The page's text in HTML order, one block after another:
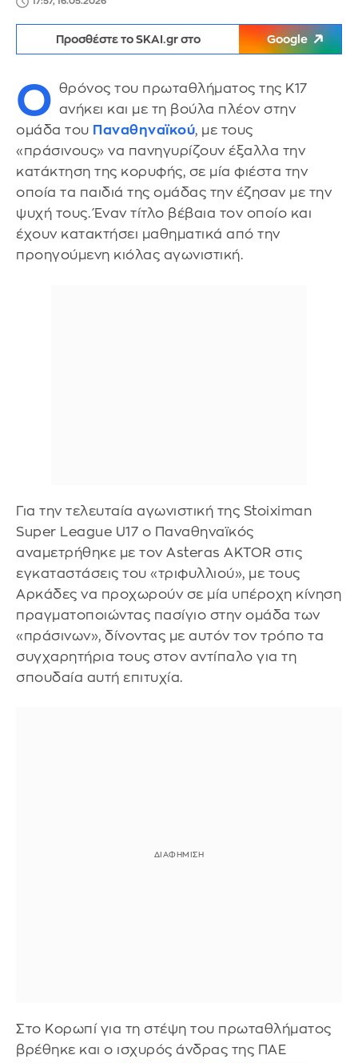
Προσθέστε το SKAI.gr στο Google
Ο θρόνος του πρωταθλήματος της Κ17
ανήκει και με τη βούλα πλέον στην
ομάδα του Παναθηναϊκού, με τους
«πράσινους» να πανηγυρίζουν έξαλλα την
κατάκτηση της κορυφής, σε μία φιέστα την
οποία τα παιδιά της ομάδας την έζησαν με την
ψυχή τους. Έναν τίτλο βέβαια τον οποίο και
έχουν κατακτήσει μαθηματικά από την
προηγούμενη κιόλας αγωνιστική.
Για την τελευταία αγωνιστική της Stoiximan
Super League U17 ο Παναθηναϊκός
αναμετρήθηκε με τον Asteras AKTOR στις
εγκαταστάσεις του «τριφυλλιού», με τους
Αρκάδες να προχωρούν σε μία υπέροχη κίνηση
πραγματοποιώντας πασίγιο στην ομάδα των
«πράσινων», δίνοντας με αυτόν τον τρόπο τα
συγχαρητήρια τους στον αντίπαλο για τη
σπουδαία αυτή επιτυχία.
Στο Κορωπί για τη στέψη του πρωταθλήματος
βρέθηκε και ο ισχυρός άνδρας της ΠΑΕ